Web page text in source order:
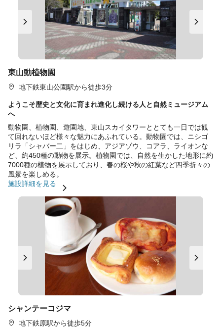
東山動植物園
地下鉄東山公園駅から徒歩3分
ようこそ歴史と文化に育まれ進化し続ける人と自然ミュージアム
へ
動物園、植物園、遊園地、東山スカイタワーととても一日では観
て回れないほど様々な魅力にあふれている。動物園では、ニシゴ
リラ「シャバー二」をはじめ、アジアゾウ、コアラ、ライオンな
ど、約450種の動物を展示。植物園では、自然を生かした地形に約
7000種の植物を展示しており、春の桜や秋の紅葉など四季折々の
風景を楽しめる。
施設詳細を見る
シャンテーコジマ
地下鉄原駅から徒歩5分